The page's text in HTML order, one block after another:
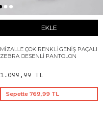
EKLE
MIZALLE ÇOK RENKLI GENIŞ PAÇALI
ZEBRA DESENLI PANTOLON
1.099,99 TL
Sepette 769,99 TL